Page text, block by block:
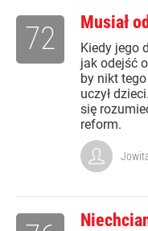
Musiał
Kiedy jego
jak odejść
by nikt
uczył
się
reform.
72